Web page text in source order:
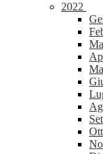
2022